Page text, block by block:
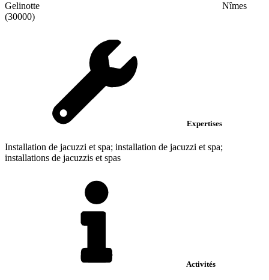
Gelinotte
Nîmes
(30000)
Expertises
Installation de jacuzzi et spa; installation de jacuzzi et spa;
installations de jacuzzis et spas
Activités